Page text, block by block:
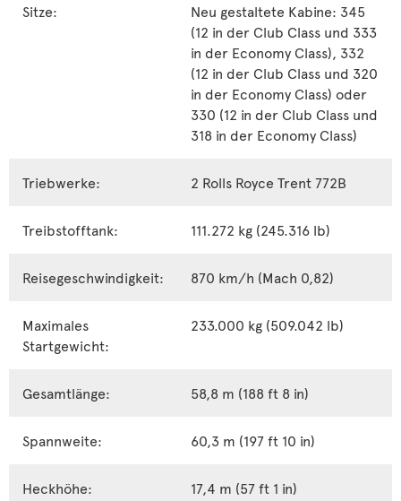
Sitze:
Neu gestaltete Kabine: 345
(12 in der Club Class und 333
in der Economy Class), 332
(12 in der Club Class und 320
in der Economy Class) oder
330 (12 in der Club Class und
318 in der Economy Class)
Triebwerke: 2 Rolls Royce Trent 772B
Treibstofftank: 111.272 kg (245.316 lb)
Reisegeschwindigkeit: 870 km/h (Mach 0,82)
Maximales
Startgewicht:
233.000 kg (509.042 lb)
Gesamtlänge: 58,8 m (188 ft 8 in)
Spannweite: 60,3 m (197 ft 10 in)
Heckhöhe: 17,4 m (57 ft 1 in)